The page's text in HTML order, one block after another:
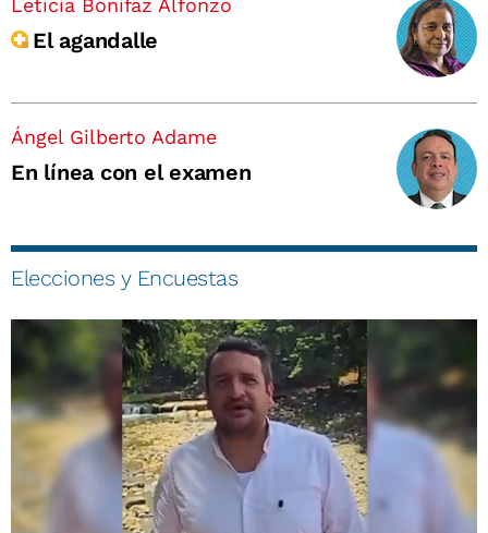
Leticia Bonifaz Alfonzo
El agandalle
Ángel Gilberto Adame
En línea con el examen
Elecciones y Encuestas